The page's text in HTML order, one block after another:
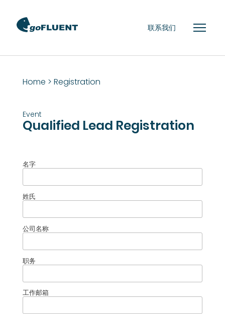
联系我们
Home > Registration
Event
Qualified Lead Registration
名字
姓氏
公司名称
职务
工作邮箱